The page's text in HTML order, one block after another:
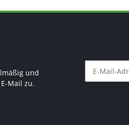
und
Mail zu.